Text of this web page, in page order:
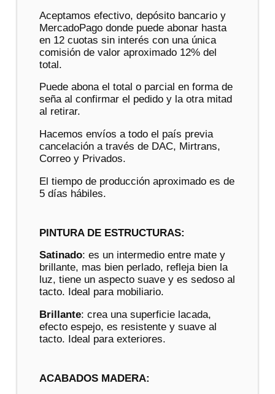
Aceptamos efectivo, depósito bancario y
MercadoPago donde puede abonar hasta
en 12 cuotas sin interés con una única
comisión de valor aproximado 12% del
total.
Puede abona el total o parcial en forma de
seña al confirmar el pedido y la otra mitad
al retirar.
Hacemos envíos a todo el país previa
cancelación a través de DAC, Mirtrans,
Correo y Privados.
El tiempo de producción aproximado es de
5 días hábiles.
PINTURA DE ESTRUCTURAS:
Satinado: es un intermedio entre mate y
brillante, mas bien perlado, refleja bien la
luz, tiene un aspecto suave y es sedoso al
tacto. Ideal para mobiliario.
Brillante: crea una superficie lacada,
efecto espejo, es resistente y suave al
tacto. Ideal para exteriores.
ACABADOS MADERA: